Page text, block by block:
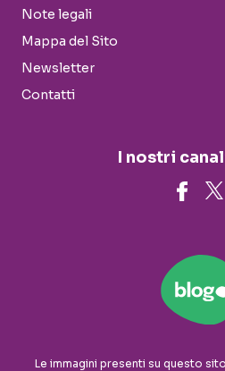
Note legali
Mappa del Sito
Newsletter
Contatti
I nostri
Le immagini presenti su questo